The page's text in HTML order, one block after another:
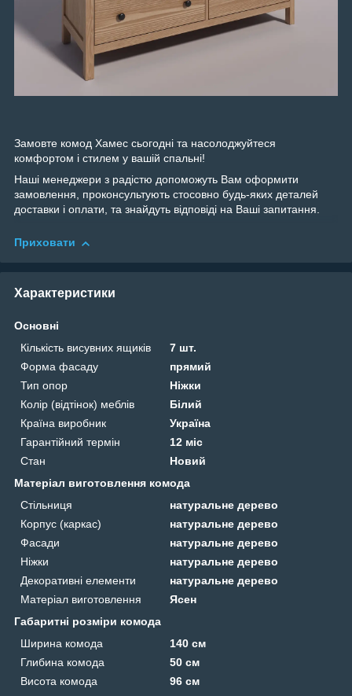
Замовте комод Хамес сьогодні та насолоджуйтеся
комфортом і стилем у вашій спальні!
Наші менеджери з радістю допоможуть Вам оформити
замовлення, проконсультують стосовно будь-яких деталей
доставки і оплати, та знайдуть відповіді на Ваші запитання.
Приховати
Характеристики
Основні
Кількість висувних ящиків
7 шт.
Форма фасаду
прямий
Тип опор
Ніжки
Колір (відтінок) меблів
Білий
Країна виробник
Україна
Гарантійний термін
12 міс
Стан
Новий
Матеріал виготовлення комода
Стільниця
натуральне дерево
Корпус (каркас)
натуральне дерево
Фасади
натуральне дерево
Ніжки
натуральне дерево
Декоративні елементи
натуральне дерево
Матеріал виготовлення
Ясен
Габаритні розміри комода
Ширина комода
140 см
Глибина комода
50 см
Висота комода
96 см